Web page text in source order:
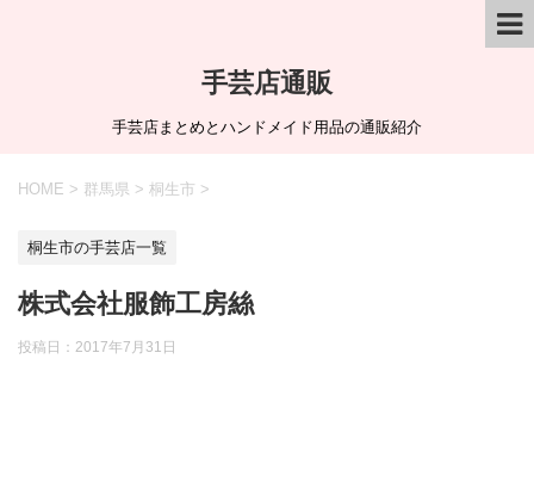
手芸店通販
手芸店まとめとハンドメイド用品の通販紹介
HOME > 群馬県 > 桐生市 >
桐生市の手芸店一覧
株式会社服飾工房絲
投稿日： 2017年7月31日